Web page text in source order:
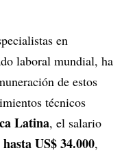
en
laboral mundial, ha
de estos
técnicos
Latina, el salario
US$ 34.000,